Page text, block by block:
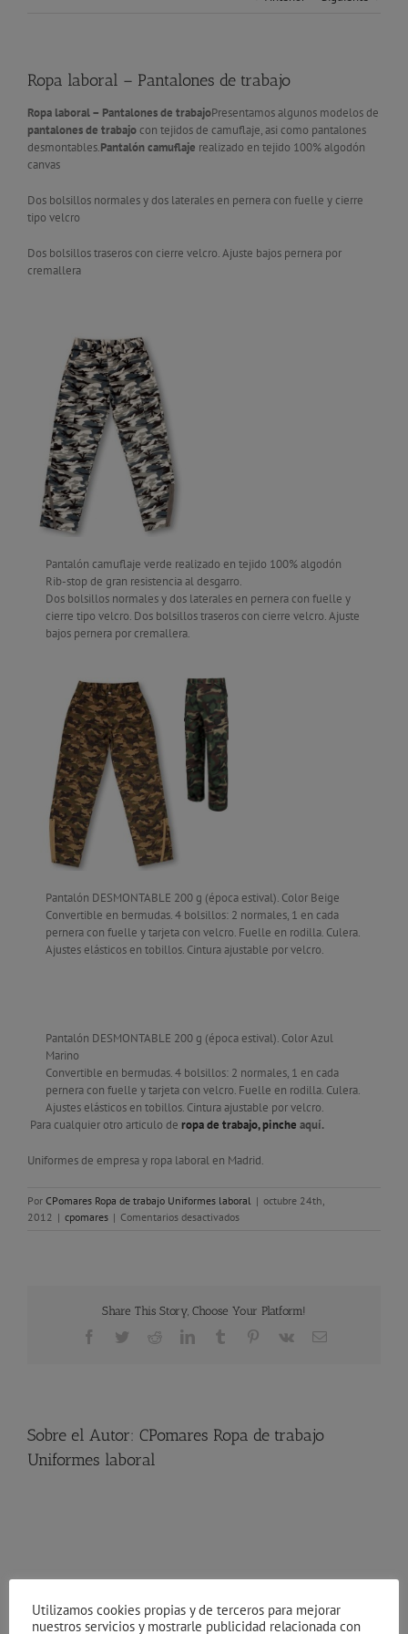
Ropa laboral – Pantalones de trabajo
Ropa laboral – Pantalones de trabajoPresentamos algunos modelos de
pantalones de trabajo con tejidos de camuflaje, asi como pantalones
desmontables.Pantalón camuflaje realizado en tejido 100% algodón
canvas
Dos bolsillos normales y dos laterales en pernera con fuelle y cierre
tipo velcro
Dos bolsillos traseros con cierre velcro. Ajuste bajos pernera por
cremallera
Pantalón camuflaje verde realizado en tejido 100% algodón
Rib-stop de gran resistencia al desgarro.
Dos bolsillos normales y dos laterales en pernera con fuelle y
cierre tipo velcro. Dos bolsillos traseros con cierre velcro. Ajuste
bajos pernera por cremallera.
Pantalón DESMONTABLE 200 g (época estival). Color Beige
Convertible en bermudas. 4 bolsillos: 2 normales, 1 en cada
pernera con fuelle y tarjeta con velcro. Fuelle en rodilla. Culera.
Ajustes elásticos en tobillos. Cintura ajustable por velcro.
Pantalón DESMONTABLE 200 g (época estival). Color Azul
Marino
Convertible en bermudas. 4 bolsillos: 2 normales, 1 en cada
pernera con fuelle y tarjeta con velcro. Fuelle en rodilla. Culera.
Ajustes elásticos en tobillos. Cintura ajustable por velcro.
Para cualquier otro articulo de ropa de trabajo, pinche aquí.
Uniformes de empresa y ropa laboral en Madrid.
Por CPomares Ropa de trabajo Uniformes laboral | octubre 24th,
2012 | cpomares | Comentarios desactivadosen
trabajo
Share This Story, Choose Your Platform!
Facebook
TwitterRedditLinkedInTumblr Pinterest
Vk
Correo
Sobre el Autor: CPomares Ropa de trabajo
Uniformes laboral
Protección Laboral
Utilizamos cookies propias y de terceros para mejorar
nuestros servicios y mostrarle publicidad relacionada con